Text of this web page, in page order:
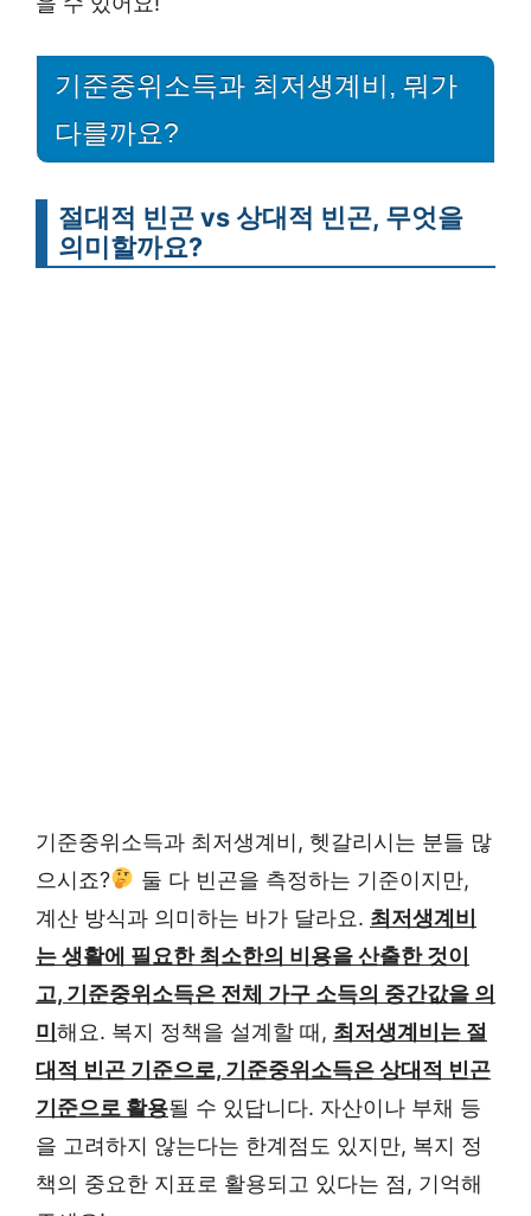
기준중위소득과 최저생계비, 뭐가
다를까요?
절대적 빈곤 vs 상대적 빈곤, 무엇을
의미할까요?
기준중위소득과 최저생계비, 헷갈리시는 분들 많
으시죠?
둘 다 빈곤을 측정하는 기준이지만,
계산 방식과 의미하는 바가 달라요. 최저생계비
는 생활에 필요한 최소한의 비용을 산출한 것이
고, 기준중위소득은 전체 가구 소득의 중간값을 의
미해요. 복지 정책을 설계할 때, 최저생계비는 절
대적 빈곤 기준으로, 기준중위소득은 상대적 빈곤
기준으로 활용될 수 있답니다. 자산이나 부채 등
을 고려하지 않는다는 한계점도 있지만, 복지 정
책의 중요한 지표로 활용되고 있다는 점, 기억해